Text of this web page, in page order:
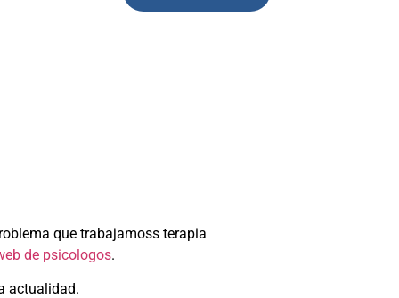
que trabajamoss terapia
de psicologos.
actualidad.